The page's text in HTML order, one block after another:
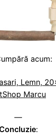
acum:
Lemn,
Marcu
—
: